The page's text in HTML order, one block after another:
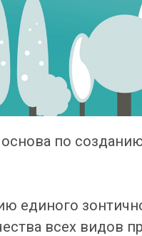
по
единого
всех видов